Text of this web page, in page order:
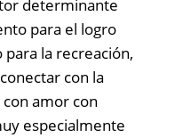
determinante
para el logro
para la recreación,
con la
amor con
especialmente